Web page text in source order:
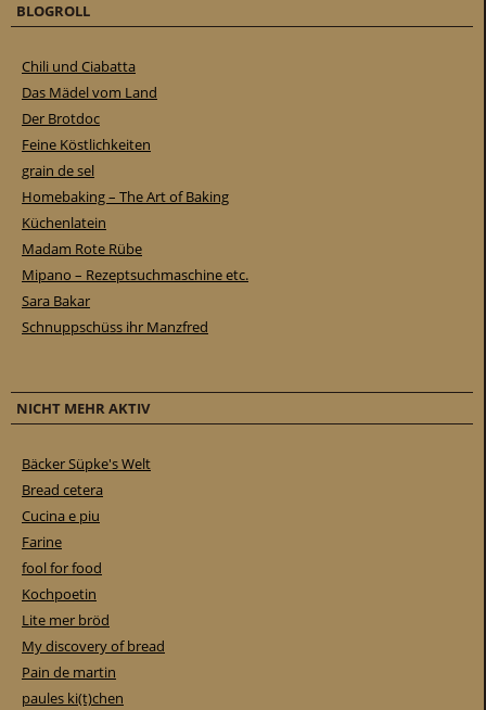
BLOGROLL
Chili und Ciabatta
Das Mädel vom Land
Der Brotdoc
Feine Köstlichkeiten
grain de sel
Homebaking – The Art of Baking
Küchenlatein
Madam Rote Rübe
Mipano – Rezeptsuchmaschine etc.
Sara Bakar
Schnuppschüss ihr Manzfred
NICHT MEHR AKTIV
Bäcker Süpke's Welt
Bread cetera
Cucina e piu
Farine
fool for food
Kochpoetin
Lite mer bröd
My discovery of bread
Pain de martin
paules ki(t)chen